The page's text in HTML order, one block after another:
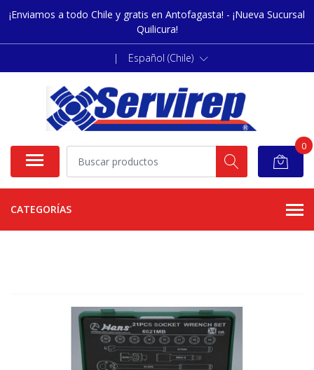
¡Enviamos a todo Chile y gratis en Antofagasta! - ¡Nueva Sucursal
Quilicura!
| Español (Chile)
0
CATEGORÍAS